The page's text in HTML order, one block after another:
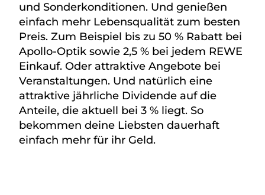
und Sonderkonditionen. Und genießen
einfach mehr Lebensqualität zum besten
Preis. Zum Beispiel bis zu 50 % Rabatt bei
Apollo-Optik sowie 2,5 % bei jedem REWE
Einkauf. Oder attraktive Angebote bei
Veranstaltungen. Und natürlich eine
attraktive jährliche Dividende auf die
Anteile, die aktuell bei 3 % liegt. So
bekommen deine Liebsten dauerhaft
einfach mehr für ihr Geld.